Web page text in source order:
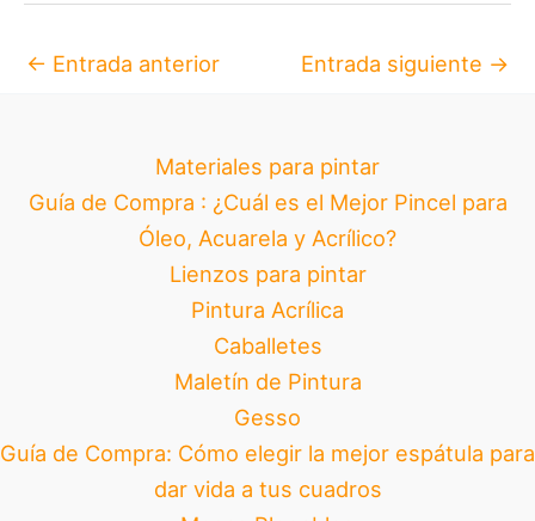
← Entrada anterior Entrada siguiente →
Materiales para pintar
Guía de Compra : ¿Cuál es el Mejor Pincel para
Óleo, Acuarela y Acrílico?
Lienzos para pintar
Pintura Acrílica
Caballetes
Maletín de Pintura
Gesso
Guía de Compra: Cómo elegir la mejor espátula para
dar vida a tus cuadros